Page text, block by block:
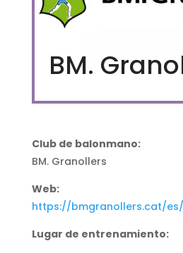
BM.
Club de balonmano:
BM. Granollers
Web:
https://bmgranollers.cat/es/
Lugar de entrenamiento: